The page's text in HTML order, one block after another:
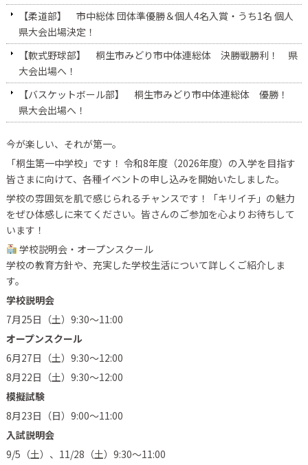
【柔道部】 市中総体 団体準優勝＆個人4名入賞・うち1名 個人
県大会出場決定！
【軟式野球部】 桐生市みどり市中体連総体 決勝戦勝利！ 県
大会出場へ！
【バスケットボール部】 桐生市みどり市中体連総体 優勝！
県大会出場へ！
今が楽しい、それが第一。
「桐生第一中学校」です！ 令和8年度（2026年度）の入学を目指す
皆さまに向けて、各種イベントの申し込みを開始いたしました。
学校の雰囲気を肌で感じられるチャンスです！「キリイチ」の魅力
をぜひ体感しに来てください。皆さんのご参加を心よりお待ちして
います！
学校説明会・オープンスクール
学校の教育方針や、充実した学校生活について詳しくご紹介しま
す。
学校説明会
7月25日（土）9:30〜11:00
オープンスクール
6月27日（土）9:30〜12:00
8月22日（土）9:30〜12:00
模擬試験
8月23日（日）9:00〜11:00
入試説明会
9/5（土）、11/28（土）9:30〜11:00